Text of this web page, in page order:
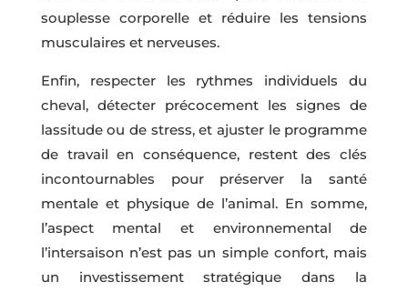
souplesse corporelle et réduire les tensions
musculaires et nerveuses.
Enfin, respecter les rythmes individuels du
cheval, détecter précocement les signes de
lassitude ou de stress, et ajuster le programme
de travail en conséquence, restent des clés
incontournables pour préserver la santé
mentale et physique de l’animal. En somme,
l’aspect mental et environnemental de
l’intersaison n’est pas un simple confort, mais
un investissement stratégique dans la